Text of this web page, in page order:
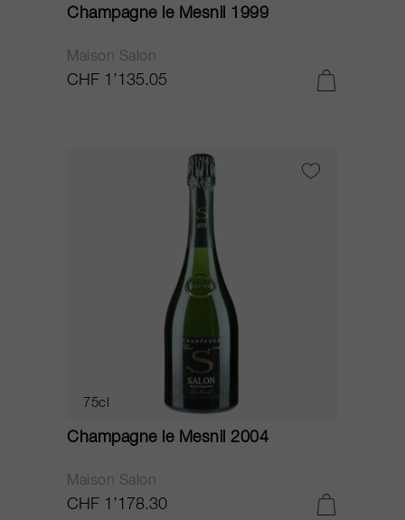
Champagne le Mesnil 1999
Maison Salon
CHF 1’135.05
75cl
Champagne le Mesnil 2004
Maison Salon
CHF 1’178.30